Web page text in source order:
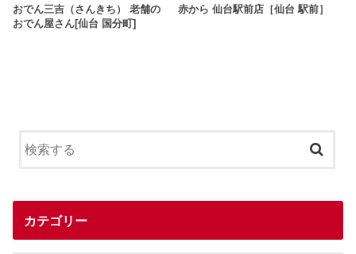
おでん三吉（さんきち） 老舗の
おでん屋さん[仙台 国分町]
赤から 仙台駅前店［仙台 駅前］
カテゴリー